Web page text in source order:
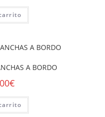
A BORDO
€